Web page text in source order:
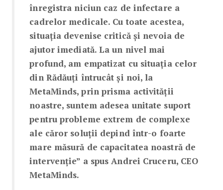
înregistra niciun caz de infectare a
cadrelor medicale. Cu toate acestea,
situația devenise critică și nevoia de
ajutor imediată. La un nivel mai
profund, am empatizat cu situația celor
din Rădăuți întrucât și noi, la
MetaMinds, prin prisma activității
noastre, suntem adesea unitate suport
pentru probleme extrem de complexe
ale căror soluții depind într-o foarte
mare măsură de capacitatea noastră de
intervenție” a spus Andrei Cruceru, CEO
MetaMinds.